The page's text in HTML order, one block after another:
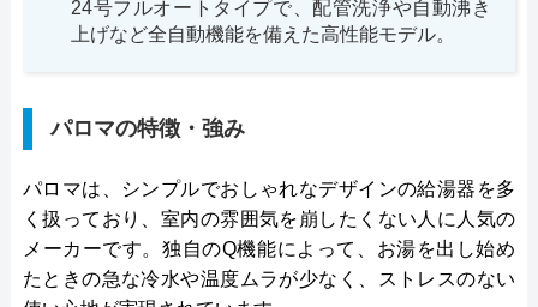
24号フルオートタイプで、配管洗浄や自動沸き
上げなど全自動機能を備えた高性能モデル。
パロマの特徴・強み
パロマは、シンプルでおしゃれなデザインの給湯器を多
く扱っており、室内の雰囲気を崩したくない人に人気の
メーカーです。独自のQ機能によって、お湯を出し始め
たときの急な冷水や温度ムラが少なく、ストレスのない